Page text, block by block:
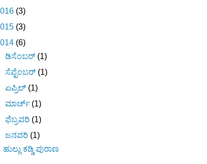
(3)
(3)
(6)
ಡಿಸೆಂಬರ್ (1)
ಸೆಪ್ಟೆಂಬರ್ (1)
ಏಪ್ರಿಲ್ (1)
ಮಾರ್ಚ್ (1)
ಫೆಬ್ರವರಿ (1)
ಜನವರಿ (1)
ಹುಲ್ಲು ಕಡ್ಡಿ ಪುರಾಣ